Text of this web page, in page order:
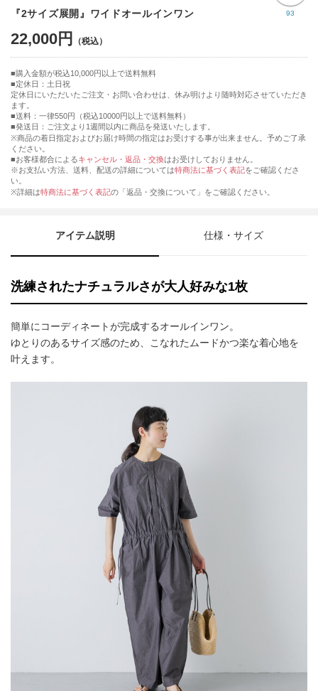
93
『2サイズ展開』ワイドオールインワン
22,000円
購入金額が税込10,000円以上で送料無料
定休日：土日祝
定休日にいただいたご注文・お問い合わせは、休み明けより随時対応させていただき
ます。
■送料：一律550円（税込10000円以上で送料無料）
■発送日：ご注文より1週間以内に商品を発送いたします。
※商品の着日指定およびお届け時間の指定はお受けする事が出来ません。予めご了承
ください。
■お客様都合によるキャンセル・返品・交換はお受けしておりません。
※お支払い方法、送料、配送の詳細については特商法に基づく表記をご確認くださ
い。
※詳細は特商法に基づく表記の「返品・交換について」をご確認ください。
アイテム説明 仕様・サイズ
洗練されたナチュラルさが大人好みな1枚
簡単にコーディネートが完成するオールインワン。
ゆとりのあるサイズ感のため、こなれたムードかつ楽な着心地を
叶えます。